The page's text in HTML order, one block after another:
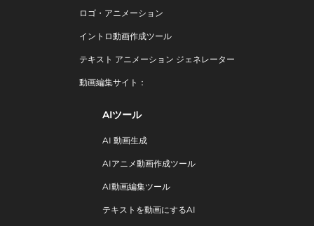
ロゴ・アニメーション
イントロ動画作成ツール
テキスト アニメーション ジェネレーター
動画編集サイト：
AIツール
AI 動画生成
AIアニメ動画作成ツール
AI動画編集ツール
テキストを動画にするAI